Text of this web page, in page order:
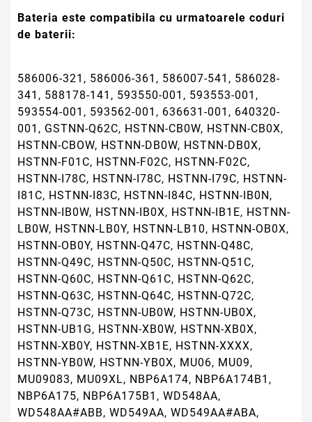
Bateria este compatibila cu urmatoarele coduri
de baterii:
586006-321, 586006-361, 586007-541, 586028-
341, 588178-141, 593550-001, 593553-001,
593554-001, 593562-001, 636631-001, 640320-
001, GSTNN-Q62C, HSTNN-CB0W, HSTNN-CB0X,
HSTNN-CBOW, HSTNN-DB0W, HSTNN-DB0X,
HSTNN-F01C, HSTNN-F02C, HSTNN-F02C,
HSTNN-I78C, HSTNN-I78C, HSTNN-I79C, HSTNN-
I81C, HSTNN-I83C, HSTNN-I84C, HSTNN-IB0N,
HSTNN-IB0W, HSTNN-IB0X, HSTNN-IB1E, HSTNN-
LB0W, HSTNN-LB0Y, HSTNN-LB10, HSTNN-OB0X,
HSTNN-OB0Y, HSTNN-Q47C, HSTNN-Q48C,
HSTNN-Q49C, HSTNN-Q50C, HSTNN-Q51C,
HSTNN-Q60C, HSTNN-Q61C, HSTNN-Q62C,
HSTNN-Q63C, HSTNN-Q64C, HSTNN-Q72C,
HSTNN-Q73C, HSTNN-UB0W, HSTNN-UB0X,
HSTNN-UB1G, HSTNN-XB0W, HSTNN-XB0X,
HSTNN-XB0Y, HSTNN-XB1E, HSTNN-XXXX,
HSTNN-YB0W, HSTNN-YB0X, MU06, MU09,
MU09083, MU09XL, NBP6A174, NBP6A174B1,
NBP6A175, NBP6A175B1, WD548AA,
WD548AA#ABB, WD549AA, WD549AA#ABA,